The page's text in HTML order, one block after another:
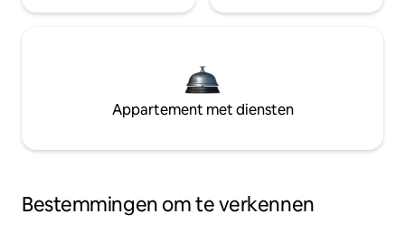
Appartement met diensten
Bestemmingen om te verkennen